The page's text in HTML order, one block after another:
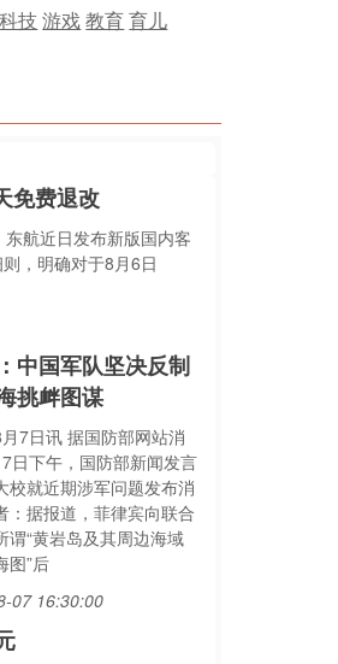
科技游戏教育育儿
免费退改
航近日发布新版国内客
，明确对于8月6日
中国军队坚决反制
挑衅图谋
7日讯 据国防部网站消
日下午，国防部新闻发言
校就近期涉军问题发布消
：据报道，菲律宾向联合
谓“黄岩岛及其周边海域
图”后
07 16:30:00